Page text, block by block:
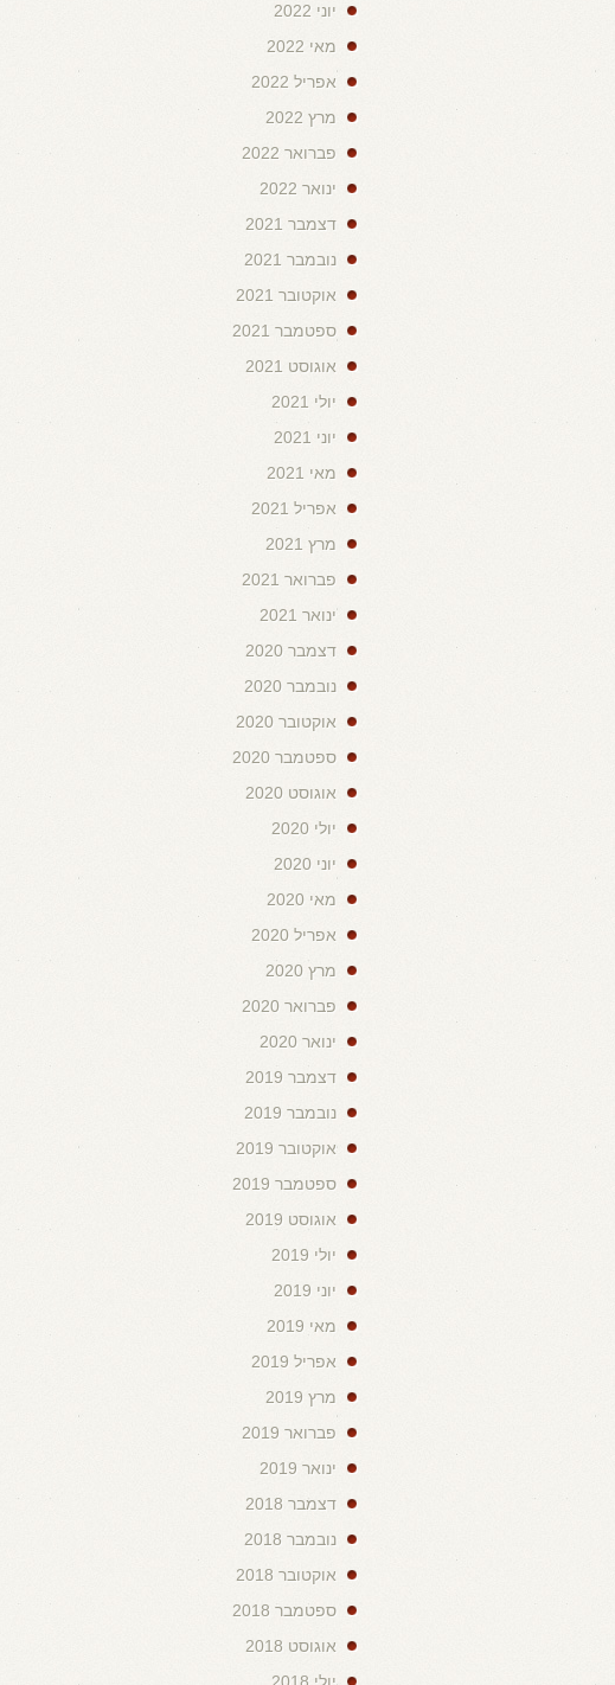
יוני 2022
מאי 2022
אפריל 2022
מרץ 2022
פברואר 2022
ינואר 2022
דצמבר 2021
נובמבר 2021
אוקטובר 2021
ספטמבר 2021
אוגוסט 2021
יולי 2021
יוני 2021
מאי 2021
אפריל 2021
מרץ 2021
פברואר 2021
ינואר 2021
דצמבר 2020
נובמבר 2020
אוקטובר 2020
ספטמבר 2020
אוגוסט 2020
יולי 2020
יוני 2020
מאי 2020
אפריל 2020
מרץ 2020
פברואר 2020
ינואר 2020
דצמבר 2019
נובמבר 2019
אוקטובר 2019
ספטמבר 2019
אוגוסט 2019
יולי 2019
יוני 2019
מאי 2019
אפריל 2019
מרץ 2019
פברואר 2019
ינואר 2019
דצמבר 2018
נובמבר 2018
אוקטובר 2018
ספטמבר 2018
אוגוסט 2018